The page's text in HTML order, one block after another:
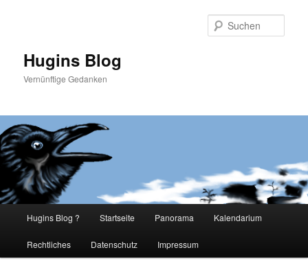
Hugins Blog
Vernünftige Gedanken
Zum
primären
Zum
sekundären
Hugins Blog ? Startseite Panorama Kalendarium
Rechtliches Datenschutz Impressum